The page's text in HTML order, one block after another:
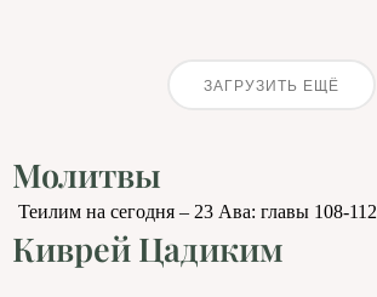
ЗАГРУЗИТЬ ЕЩЁ
Молитвы
Теилим на сегодня – 23 Ава: главы 108-112
Киврей Цадиким